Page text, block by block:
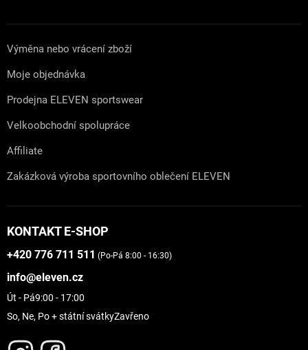
Výměna nebo vrácení zboží
Moje objednávka
Prodejna ELEVEN sportswear
Velkoobchodní spolupráce
Affiliate
Zakázková výroba sportovního oblečení ELEVEN
KONTAKT E-SHOP
+420 776 711 511 (Po-Pá 8:00 - 16:30)
info@eleven.cz
Út - Pá9:00 - 17:00
So, Ne, Po + státní svátkyZavřeno